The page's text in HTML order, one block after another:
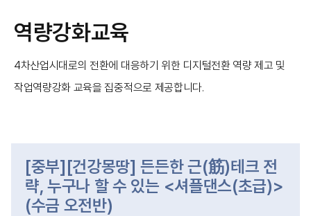
역량강화교육
4차산업시대로의 전환에 대응하기 위한 디지털전환 역량 제고 및
작업역량강화 교육을 집중적으로 제공합니다.
[중부][건강몽땅] 든든한 근(筋)테크 전
략, 누구나 할 수 있는 <셔플댄스(초급)>
(수금 오전반)